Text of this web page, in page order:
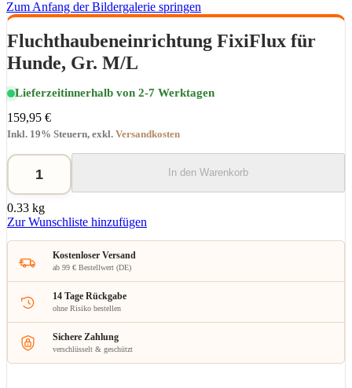
Zum Anfang der Bildergalerie springen
Fluchthaubeneinrichtung FixiFlux für
Hunde, Gr. M/L
Lieferzeitinnerhalb von 2-7 Werktagen
159,95 €
Inkl. 19% Steuern, exkl. Versandkosten
In den Warenkorb
0.33 kg
Zur Wunschliste hinzufügen
Kostenloser Versand
ab 99 € Bestellwert (DE)
14 Tage Rückgabe
ohne Risiko bestellen
Sichere Zahlung
verschlüsselt & geschützt